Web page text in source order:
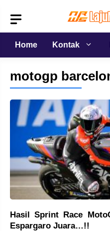
isi
Home
Kontak
motogp
Hasil Sprint Race
Espargaro Juara…!!